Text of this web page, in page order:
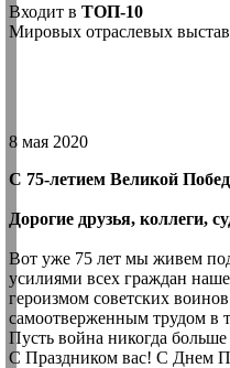
Входит в ТОП-10
Мировых отраслевых
8 мая 2020
С 75-летием Великой
Дорогие друзья, коллеги,
Вот уже 75 лет мы живем
усилиями всех граждан
героизмом советских
самоотверженным трудом в
Пусть война никогда
С Праздником вас! С Днем